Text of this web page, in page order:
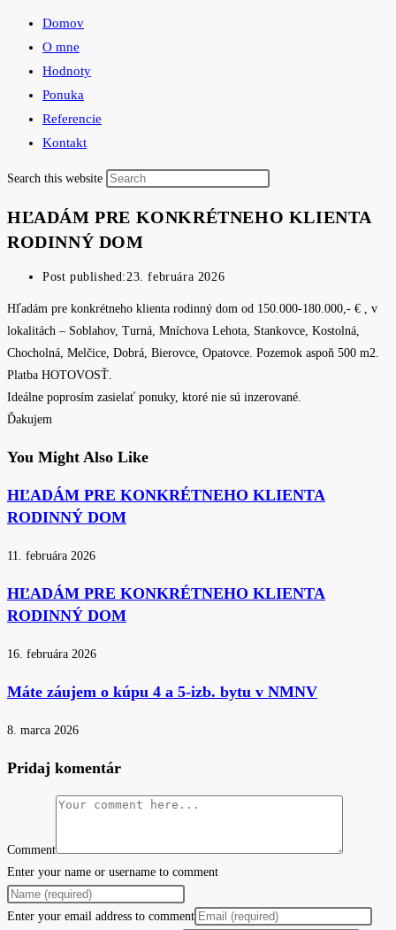
Domov
O mne
Hodnoty
Ponuka
Referencie
Kontakt
Search this website
HĽADÁM PRE KONKRÉTNEHO KLIENTA
RODINNÝ DOM
Post published:23. februára 2026
Hľadám pre konkrétneho klienta rodinný dom od 150.000-180.000,- € , v
lokalitách – Soblahov, Turná, Mníchova Lehota, Stankovce, Kostolná,
Chocholná, Melčice, Dobrá, Bierovce, Opatovce. Pozemok aspoň 500 m2.
Platba HOTOVOSŤ.
Ideálne poprosím zasielať ponuky, ktoré nie sú inzerované.
Ďakujem
You Might Also Like
HĽADÁM PRE KONKRÉTNEHO KLIENTA
RODINNÝ DOM
11. februára 2026
HĽADÁM PRE KONKRÉTNEHO KLIENTA
RODINNÝ DOM
16. februára 2026
Máte záujem o kúpu 4 a 5-izb. bytu v NMNV
8. marca 2026
Pridaj komentár
Comment
Enter your name or username to comment
Enter your email address to comment